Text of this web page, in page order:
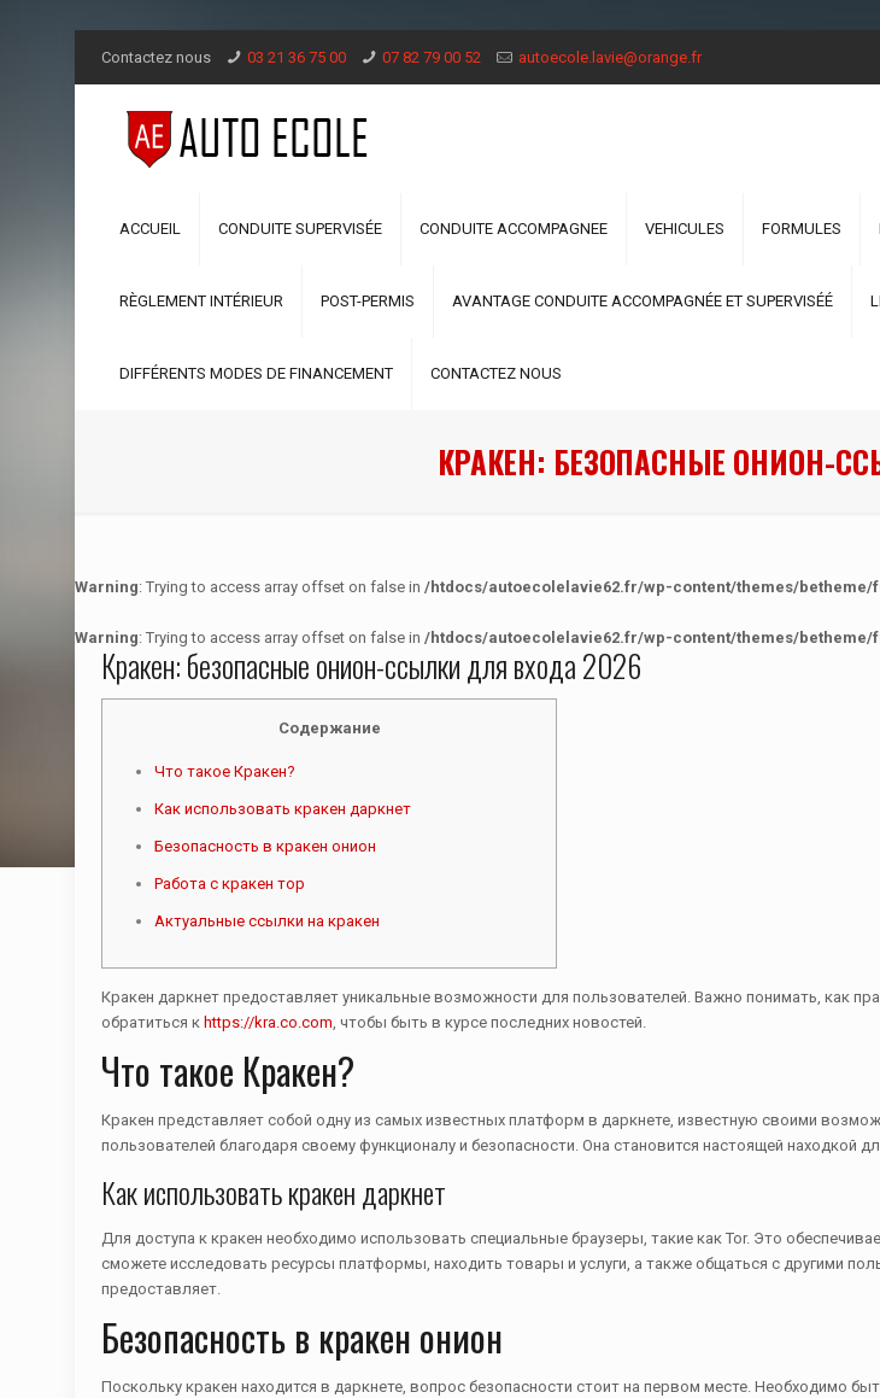
Contactez nous 03 21 36 75 00 07 82 79 00 52 autoecole.lavie@orange.fr
ACCUEIL CONDUITE SUPERVISÉE CONDUITE ACCOMPAGNEE VEHICULES FORMULES
RÈGLEMENT INTÉRIEUR POST-PERMIS AVANTAGE CONDUITE ACCOMPAGNÉE ET SUPERVISÉÉ
DIFFÉRENTS MODES DE FINANCEMENT CONTACTEZ NOUS
КРАКЕН: БЕЗОПАСНЫЕ ОНИОН-
Warning: Trying to access array offset on false in /htdocs/autoecolelavie62.fr/wp-content/themes/
Warning: Trying to access array offset on false in /htdocs/autoecolelavie62.fr/wp-content/themes/
Кракен: безопасные онион-ссылки для входа 2026
Содержание
Что такое Кракен?
Как использовать кракен даркнет
Безопасность в кракен онион
Работа с кракен тор
Актуальные ссылки на кракен
Кракен даркнет предоставляет уникальные возможности для пользователей. Важно понимать, как
обратиться к https://kra.co.com, чтобы быть в курсе последних новостей.
Что такое Кракен?
Кракен представляет собой одну из самых известных платформ в даркнете, известную своими
пользователей благодаря своему функционалу и безопасности. Она становится настоящей находкой
Как использовать кракен даркнет
Для доступа к кракен необходимо использовать специальные браузеры, такие как Tor. Это
сможете исследовать ресурсы платформы, находить товары и услуги, а также общаться с другими
предоставляет.
Безопасность в кракен онион
Поскольку кракен находится в даркнете, вопрос безопасности стоит на первом месте. Необходимо